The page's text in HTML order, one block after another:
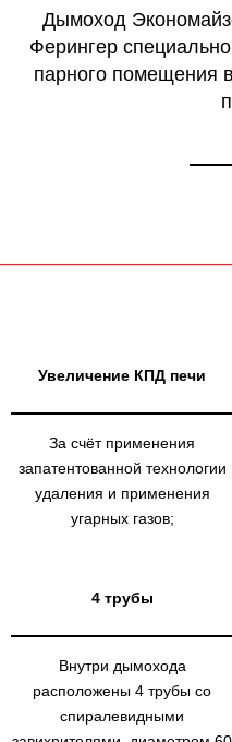
Дымоход
Ферингер
парного помещения
Увеличение КПД печи
За счёт применения
запатентованной технологии
удаления и применения
угарных газов;
4 трубы
Внутри дымохода
расположены 4 трубы со
спиралевидными